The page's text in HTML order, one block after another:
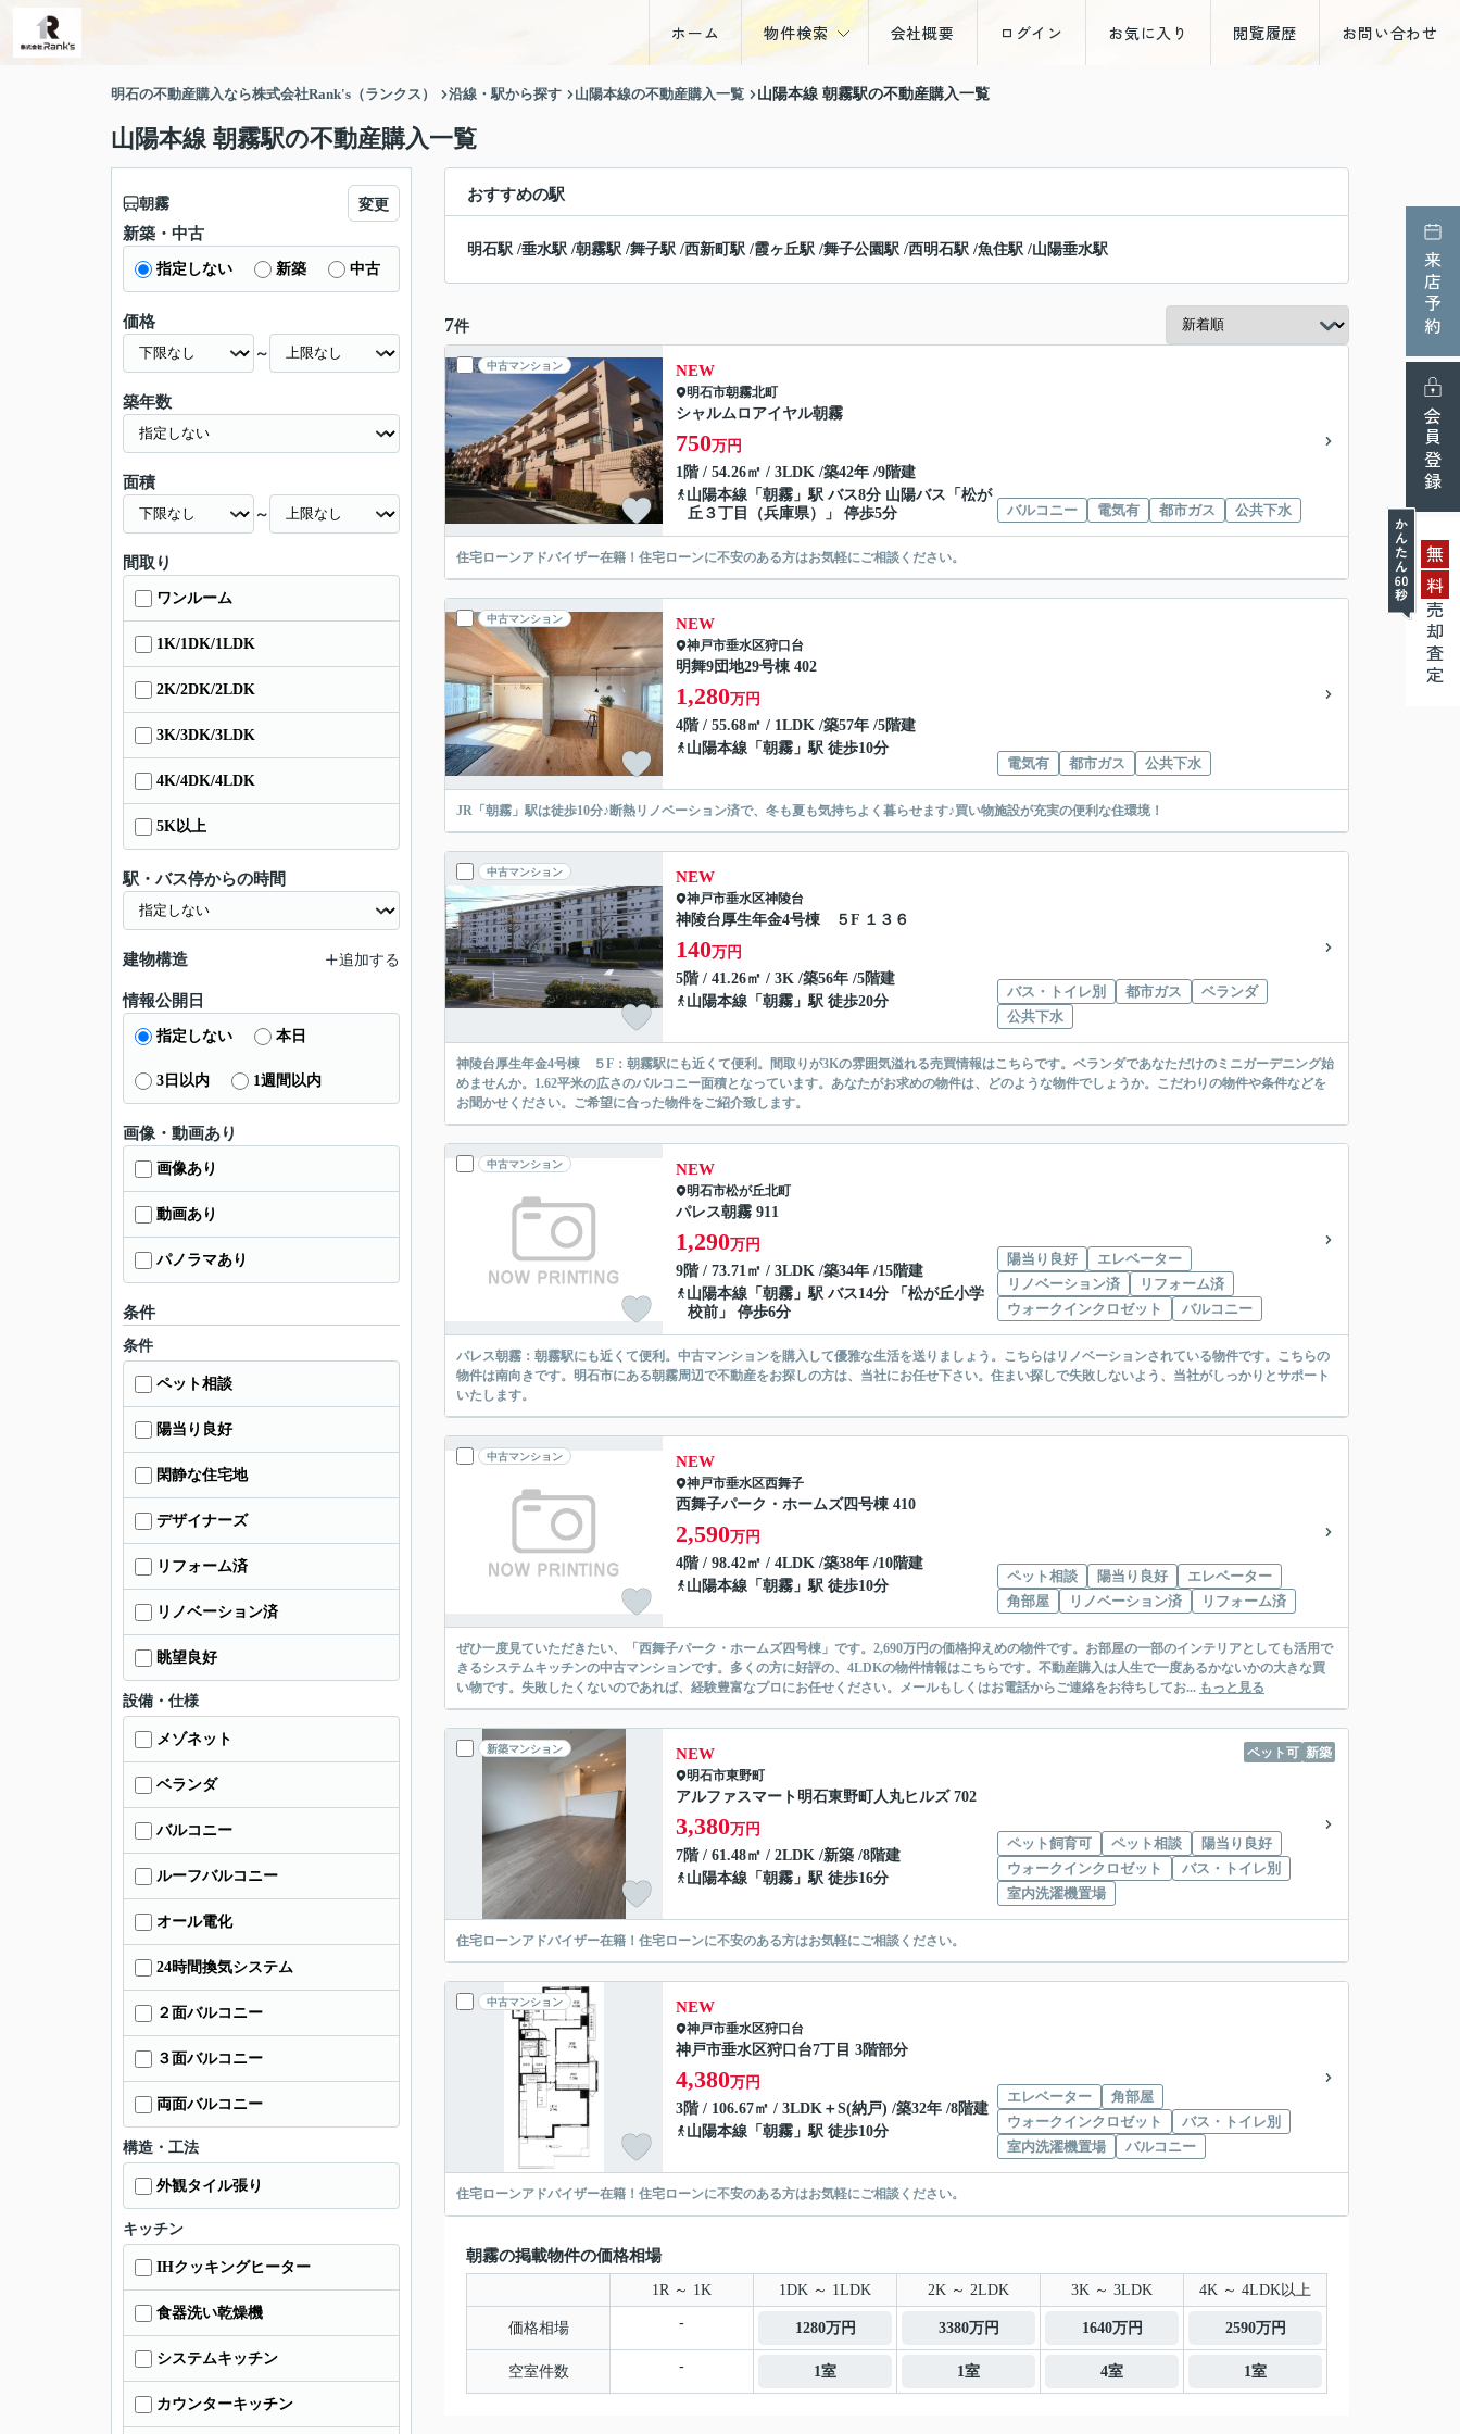
ホーム 物件検索
土地
会社概要 ログイン お気に入り 閲覧履歴 お問い合わせ
来店予約
会員登録
無
料
売却査定
明石の不動産購入なら株式会社Rank's（ランクス） 沿線・駅から探す 山陽本線の不動産購入一覧 山陽本線 朝霧駅の不動産購入一覧
山陽本線 朝霧駅の不動産購入一覧
おすすめの駅
明石駅 /垂水駅 /朝霧駅 /舞子駅 /西新町駅 /霞ヶ丘駅 /舞子公園駅 /西明石駅 /魚住駅 /山陽垂水駅
7件
中古マンション NEW
明石市朝霧北町
シャルムロアイヤル朝霧
750万円
1階 / 54.26㎡ / 3LDK /築42年 /9階建
山陽本線 「 朝霧 」駅 バス8分 山陽バス「松が
丘３丁目（兵庫県）」 停歩5分
バルコニー 電気有 都市ガス 公共下水
住宅ローンアドバイザー在籍！住宅ローンに不安のある方はお気軽にご相談ください。
中古マンション NEW
神戸市垂水区狩口台
明舞9団地29号棟 402
1,280万円
4階 / 55.68㎡ / 1LDK /築57年 /5階建
山陽本線 「 朝霧 」駅 徒歩10分
電気有
都市ガス 公共下水
JR「朝霧」駅は徒歩10分♪断熱リノベーション済で、冬も夏も気持ちよく暮らせます♪買い物施設が充実の便利な住環境！
中古マンション NEW
神戸市垂水区神陵台
神陵台厚生年金4号棟 ５F １３６
140万円
5階 / 41.26㎡ / 3K /築56年 /5階建
山陽本線 「 朝霧 」駅 徒歩20分
バス・トイレ別 都市ガス
ベランダ
公共下水
神陵台厚生年金4号棟 ５F：朝霧駅にも近くて便利。間取りが3Kの雰囲気溢れる売買情報はこちらです。ベランダであなただけのミニガーデニング始
めませんか。1.62平米の広さのバルコニー面積となっています。あなたがお求めの物件は、どのような物件でしょうか。こだわりの物件や条件などを
お聞かせください。ご希望に合った物件をご紹介致します。
中古マンション NEW
明石市松が丘北町
パレス朝霧 911
1,290万円
9階 / 73.71㎡ / 3LDK /築34年 /15階建
山陽本線 「 朝霧 」駅 バス14分 「松が丘小学
校前」 停歩6分
陽当り良好
エレベーター
リノベーション済
リフォーム済
ウォークインクロゼット
バルコニー
パレス朝霧：朝霧駅にも近くて便利。中古マンションを購入して優雅な生活を送りましょう。こちらはリノベーションされている物件です。こちらの
物件は南向きです。明石市にある朝霧周辺で不動産をお探しの方は、当社にお任せ下さい。住まい探しで失敗しないよう、当社がしっかりとサポート
いたします。
中古マンション NEW
神戸市垂水区西舞子
西舞子パーク・ホームズ四号棟 410
2,590万円
4階 / 98.42㎡ / 4LDK /築38年 /10階建
山陽本線 「 朝霧 」駅 徒歩10分
ペット相談 陽当り良好
エレベーター
角部屋
リノベーション済 リフォーム済
ぜひ一度見ていただきたい、「西舞子パーク・ホームズ四号棟」です。2,690万円の価格抑えめの物件です。お部屋の一部のインテリアとしても活用で
きるシステムキッチンの中古マンションです。多くの方に好評の、4LDKの物件情報はこちらです。不動産購入は人生で一度あるかないかの大きな買
い物です。失敗したくないのであれば、経験豊富なプロにお任せください。メールもしくはお電話からご連絡をお待ちしてお... もっと見る
新築マンション ペット可 新築
NEW
明石市東野町
アルファスマート明石東野町人丸ヒルズ 702
3,380万円
7階 / 61.48㎡ / 2LDK /新築 /8階建
山陽本線 「 朝霧 」駅 徒歩16分
ペット飼育可 ペット相談
陽当り良好
ウォークインクロゼット
バス・トイレ別
室内洗濯機置場
住宅ローンアドバイザー在籍！住宅ローンに不安のある方はお気軽にご相談ください。
中古マンション NEW
神戸市垂水区狩口台
神戸市垂水区狩口台7丁目 3階部分
4,380万円
3階 / 106.67㎡ / 3LDK＋S(納戸) /築32年 /8階建
山陽本線 「 朝霧 」駅 徒歩10分
エレベーター
角部屋
ウォークインクロゼット
バス・トイレ別
室内洗濯機置場
バルコニー
住宅ローンアドバイザー在籍！住宅ローンに不安のある方はお気軽にご相談ください。
朝霧の掲載物件の価格相場
1R ～ 1K 1DK ～ 1LDK 2K ～ 2LDK 3K ～ 3LDK 4K ～ 4LDK以上
価格相場 - 1280万円 3380万円 1640万円 2590万円
空室件数 - 1室 1室 4室 1室
朝霧 変更
新築・中古
指定しない 新築 中古
価格
～
築年数
面積
～
間取り
ワンルーム
1K/1DK/1LDK
2K/2DK/2LDK
3K/3DK/3LDK
4K/4DK/4LDK
5K以上
駅・バス停からの時間
建物構造 追加する
情報公開日
指定しない 本日
3日以内 1週間以内
画像・動画あり
画像あり
動画あり
パノラマあり
条件
条件
ペット相談
陽当り良好
閑静な住宅地
デザイナーズ
リフォーム済
リノベーション済
眺望良好
設備・仕様
メゾネット
ベランダ
バルコニー
ルーフバルコニー
オール電化
24時間換気システム
２面バルコニー
３面バルコニー
両面バルコニー
構造・工法
外観タイル張り
キッチン
IHクッキングヒーター
食器洗い乾燥機
システムキッチン
カウンターキッチン